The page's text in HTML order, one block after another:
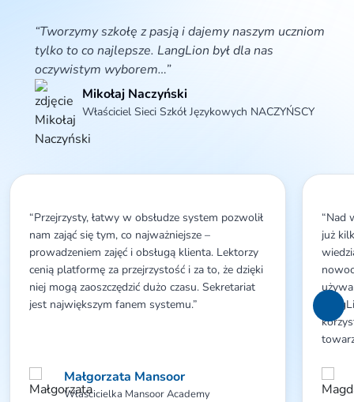
przetwarzane także w celu przesyłania informacji promocyjno-marketingowych
na podany adres email. Zgodą można wycofać w każdym czasie poprzez wysłanie
znajdujący się w stopce wiadomości email. Wycofanie zgody nie będzie miało
wpływu na legalność takich działań przed jej wycofaniem. Więcej informacji na
temat przetwarzania danych osobowych znajduje się w
“Tworzymy szkołę z pasją i dajemy naszym uczniom
tylko to co najlepsze. LangLion był dla nas
oczywistym wyborem…”
Mikołaj Naczyński
Właściciel Sieci Szkół Językowych NACZYŃSCY
“Przejrzysty, łatwy w obsłudze system pozwolił
nam zająć się tym, co najważniejsze –
prowadzeniem zajęć i obsługą klienta. Lektorzy
cenią platformę za przejrzystość i za to, że dzięki
niej mogą zaoszczędzić dużo czasu. Sekretariat
jest największym fanem systemu.”
Małgorzata Mansoor
Właścicielka Mansoor Academy
“Nad
już